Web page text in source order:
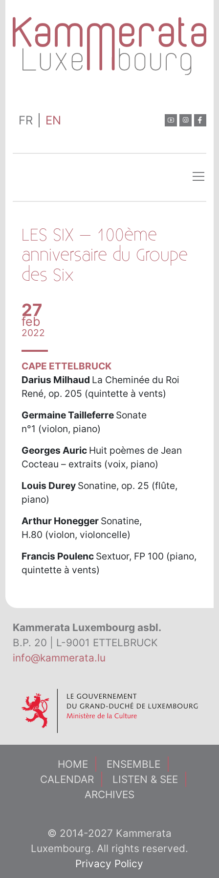
FR EN
LES SIX – 100ème
anniversaire du Groupe
des Six
27
feb
2022
CAPE ETTELBRUCK
Darius Milhaud La Cheminée du Roi
René, op. 205 (quintette à vents)
Germaine Tailleferre Sonate
n°1 (violon, piano)
Georges Auric Huit poèmes de Jean
Cocteau – extraits (voix, piano)
Louis Durey Sonatine, op. 25 (flûte,
piano)
Arthur Honegger Sonatine,
H.80 (violon, violoncelle)
Francis Poulenc Sextuor, FP 100 (piano,
quintette à vents)
Kammerata Luxembourg asbl.
B.P. 20 | L-9001 ETTELBRUCK
info@kammerata.lu
HOME
ENSEMBLE
CALENDAR
LISTEN & SEE
ARCHIVES
© 2014-2027 Kammerata
Luxembourg. All rights reserved.
Privacy Policy